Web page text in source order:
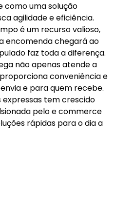
como uma solução
agilidade e eficiência.
é um recurso valioso,
encomenda chegará ao
faz toda a diferença.
não apenas atende a
conveniência e
e para quem recebe.
tem crescido
pelo e commerce
rápidas para o dia a